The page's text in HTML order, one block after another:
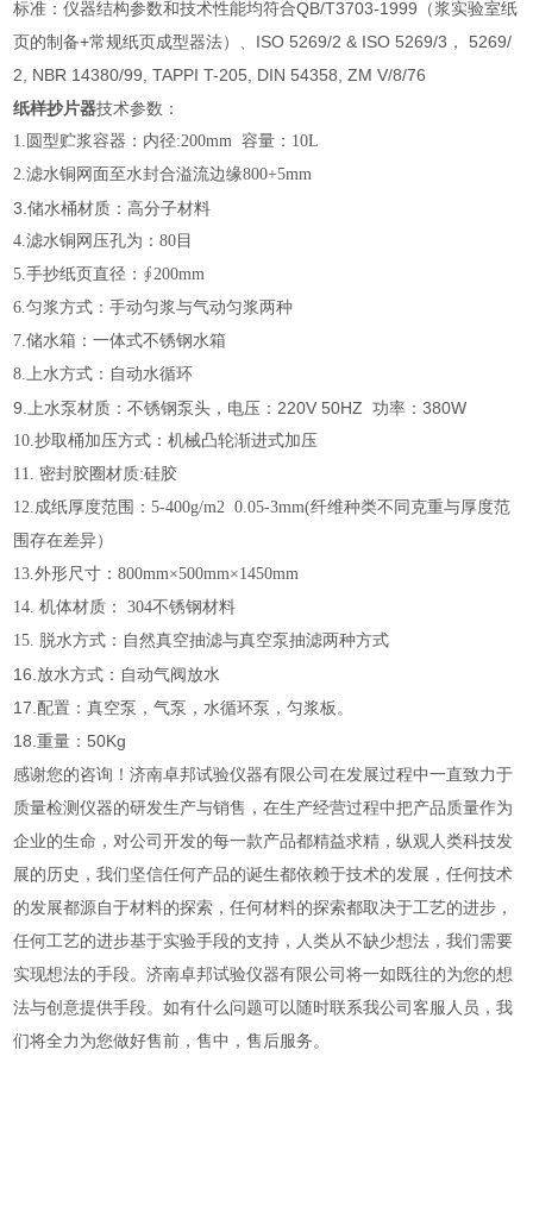
标准：仪器结构参数和技术性能均符合QB/T3703-1999（浆实验室纸
页的制备+常规纸页成型器法）、ISO 5269/2 & ISO 5269/3， 5269/
2, NBR 14380/99, TAPPI T-205, DIN 54358, ZM V/8/76
纸样抄片器技术参数：
1.圆型贮浆容器：内径:200mm 容量：10L
2.滤水铜网面至水封合溢流边缘800+5mm
3.储水桶材质：高分子材料
4.滤水铜网压孔为：80目
5.手抄纸页直径：∮200mm
6.匀浆方式：手动匀浆与气动匀浆两种
7.储水箱：一体式不锈钢水箱
8.上水方式：自动水循环
9.上水泵材质：不锈钢泵头，电压：220V 50HZ 功率：380W
10.抄取桶加压方式：机械凸轮渐进式加压
11. 密封胶圈材质:硅胶
12.成纸厚度范围：5-400g/m2 0.05-3mm(纤维种类不同克重与厚度范
围存在差异）
13.外形尺寸：800mm×500mm×1450mm
14. 机体材质： 304不锈钢材料
15. 脱水方式：自然真空抽滤与真空泵抽滤两种方式
16.放水方式：自动气阀放水
17.配置：真空泵，气泵，水循环泵，匀浆板。
18.重量：50Kg
感谢您的咨询！济南卓邦试验仪器有限公司在发展过程中一直致力于
质量检测仪器的研发生产与销售，在生产经营过程中把产品质量作为
企业的生命，对公司开发的每一款产品都精益求精，纵观人类科技发
展的历史，我们坚信任何产品的诞生都依赖于技术的发展，任何技术
的发展都源自于材料的探索，任何材料的探索都取决于工艺的进步，
任何工艺的进步基于实验手段的支持，人类从不缺少想法，我们需要
实现想法的手段。济南卓邦试验仪器有限公司将一如既往的为您的想
法与创意提供手段。如有什么问题可以随时联系我公司客服人员，我
们将全力为您做好售前，售中，售后服务。